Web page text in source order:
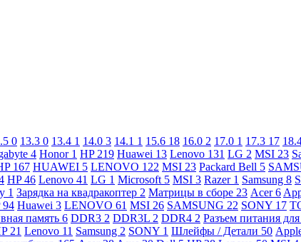
0 13.3 0 13.4 1 14.0 3 14.1 1 15.6 18 16.0 2 17.0 1 17.3 17
4 Honor 1 HP 219 Huawei 13 Lenovo 131 LG 2 MSI 23
167 HUAWEI 5 LENOVO 122 MSI 23 Packard Bell 5
HP46 Lenovo 41 LG 1 Microsoft 5 MSI 3 Razer 1 Samsung 8
1 Зарядка на квадракоптер 2 Матрицы в сборе 23 Acer6
94 Huawei 3 LENOVO 61 MSI 26 SAMSUNG 22 SONY 17
память 6 DDR3 2 DDR3L 2 DDR4 2 Разъем питания для
21 Lenovo 11 Samsung 2 SONY 1 Шлейфы / Детали 50